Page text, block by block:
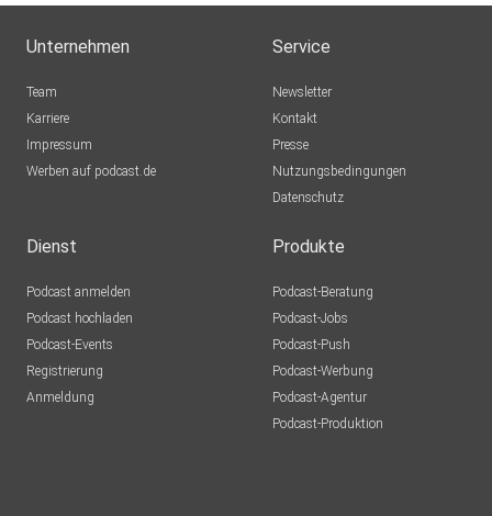
Unternehmen
Team
Karriere
Impressum
Werben auf podcast.de
Service
Newsletter
Kontakt
Presse
Nutzungsbedingungen
Datenschutz
Dienst
Podcast anmelden
Podcast hochladen
Podcast-Events
Registrierung
Anmeldung
Produkte
Podcast-Beratung
Podcast-Jobs
Podcast-Push
Podcast-Werbung
Podcast-Agentur
Podcast-Produktion